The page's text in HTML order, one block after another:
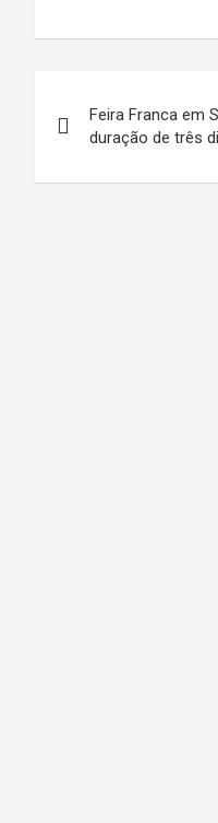
de
artigos
Feira Franca em
duração de três